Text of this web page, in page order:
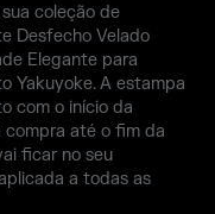
coleção de
Desfecho Velado
Elegante para
Yakuyoke. A estampa
com o início da
até o fim da
ficar no seu
a todas as